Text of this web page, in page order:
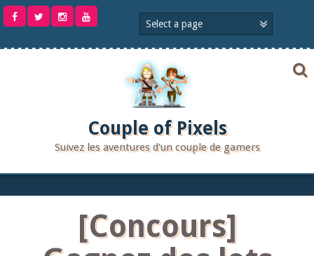
Aller
Couple of Pixels
Suivez les aventures d'un couple de gamers
[Concours]